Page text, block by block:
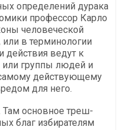
определений дурака
профессор Карло
человеческой
или в терминологии
действия ведут к
или группы людей и
действующему
для него.
Там основное треш-
благ избирателям